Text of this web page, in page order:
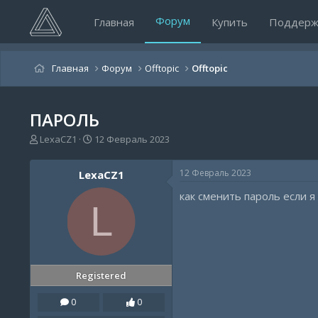
Главная Форум Купить
Главная Форум Offtopic Offtopic
ПАРОЛЬ
А
т
LexaCZ1
Д
т
а
н
а
12 Февраль 2023
LexaCZ1
L
Registered
0
0
12 Февраль 2023
как сменить пароль если я